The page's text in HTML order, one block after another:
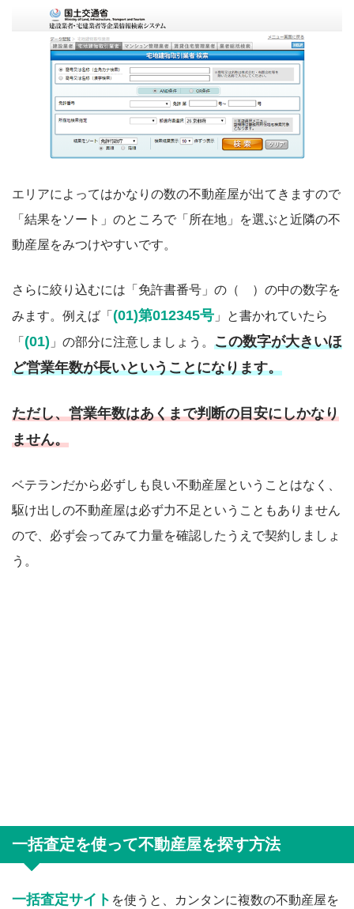
エリアによってはかなりの数の不動産屋が出てきますので
「結果をソート」のところで「所在地」を選ぶと近隣の不
動産屋をみつけやすいです。
さらに絞り込むには「免許書番号」の（ ）の中の数字を
みます。例えば「 (01)第012345号 」と書かれていたら
「 (01) 」の部分に注意しましょう。 この数字が大きいほ
ど営業年数が長いということになります。
ただし、営業年数はあくまで判断の目安にしかなり
ません。
ベテランだから必ずしも良い不動産屋ということはなく、
駆け出しの不動産屋は必ず力不足ということもありません
ので、必ず会ってみて力量を確認したうえで契約しましょ
う。
一括査定を使って不動産屋を探す方法
一括査定サイト を使うと、カンタンに複数の不動産屋を